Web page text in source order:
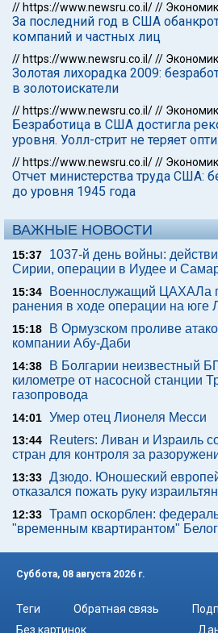
// https://www.newsru.co.il///
За последний год в США
компаний и частных лиц
// https://www.newsru.co.il///
Золотая лихорадка 2009:
в золотоискатели
// https://www.newsru.co.il///
Безработица в США достигла
уровня. Уолл-стрит не теряет
// https://www.newsru.co.il///
Отчет министерства труда США:
до уровня 1945 года
ВАЖНЫЕ НОВОСТИ
15:37
1037-й день войны:
Сирии, операции в Иудее и
15:34
Военнослужащий ЦАХАЛа
ранения в ходе операции на юге
15:18
В Ормузском проливе
компании Абу-Даби
14:38
В Болгарии неизвестный
километре от насосной станции
газопровода
14:01 Умер отец Лионеля Месси
13:44
Reuters: Ливан и Израиль
стран для контроля за
13:33 Дзюдо. Юношеский
отказался пожать руку
12:33 Трамп оскорблен:
"временным квартирантом"
Суббота, 08 августа 2026 г.
Теги Обратная связь
Без картинок